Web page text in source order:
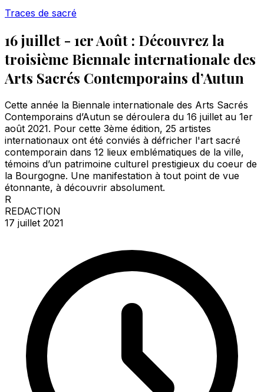
Traces de sacré
16 juillet - 1er Août : Découvrez la
troisième Biennale internationale des
Arts Sacrés Contemporains d’Autun
Cette année la Biennale internationale des Arts Sacrés
Contemporains d’Autun se déroulera du 16 juillet au 1er
août 2021. Pour cette 3ème édition, 25 artistes
internationaux ont été conviés à défricher l'art sacré
contemporain dans 12 lieux emblématiques de la ville,
témoins d’un patrimoine culturel prestigieux du coeur de
la Bourgogne. Une manifestation à tout point de vue
étonnante, à découvrir absolument.
R
REDACTION
17 juillet 2021